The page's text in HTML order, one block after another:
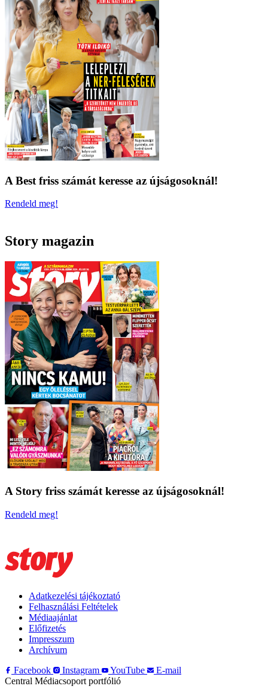
A Best friss számát keresse az újságosoknál!
Rendeld meg!
Story magazin
A Story friss számát keresse az újságosoknál!
Rendeld meg!
Adatkezelési tájékoztató
Felhasználási Feltételek
Médiaajánlat
Előfizetés
Impresszum
Archívum
Facebook
Instagram YouTube
E-mail
Central Médiacsoport portfólió